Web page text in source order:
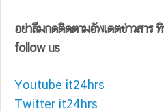
อย่าลืมกดติดตามอัพเดตข่าวสาร
follow us
Youtube it24hrs
Twitter it24hrs